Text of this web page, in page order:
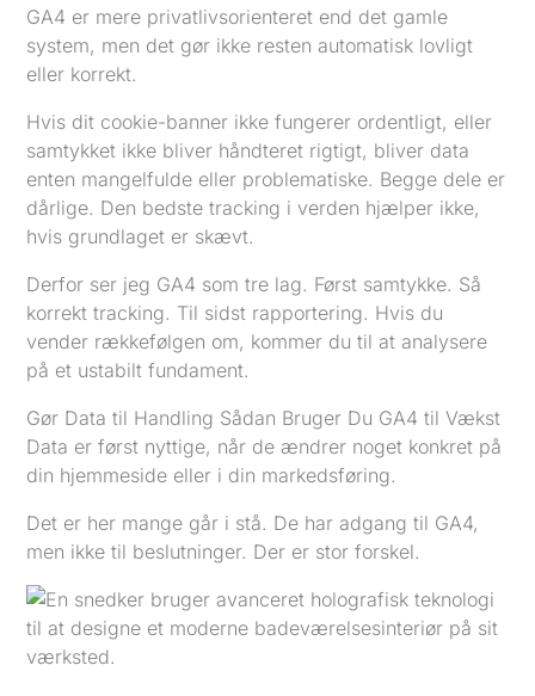
GA4 er mere privatlivsorienteret end det gamle
system, men det gør ikke resten automatisk lovligt
eller korrekt.
Hvis dit cookie-banner ikke fungerer ordentligt, eller
samtykket ikke bliver håndteret rigtigt, bliver data
enten mangelfulde eller problematiske. Begge dele er
dårlige. Den bedste tracking i verden hjælper ikke,
hvis grundlaget er skævt.
Derfor ser jeg GA4 som tre lag. Først samtykke. Så
korrekt tracking. Til sidst rapportering. Hvis du
vender rækkefølgen om, kommer du til at analysere
på et ustabilt fundament.
Gør Data til Handling Sådan Bruger Du GA4 til Vækst
Data er først nyttige, når de ændrer noget konkret på
din hjemmeside eller i din markedsføring.
Det er her mange går i stå. De har adgang til GA4,
men ikke til beslutninger. Der er stor forskel.